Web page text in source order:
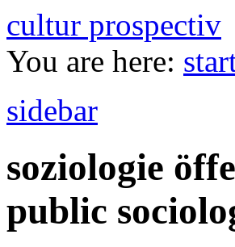
cultur prospectiv
You are here:
sidebar
soziologie
public